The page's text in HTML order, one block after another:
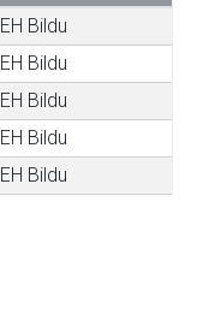
EH Bildu
EH Bildu
EH Bildu
EH Bildu
EH Bildu